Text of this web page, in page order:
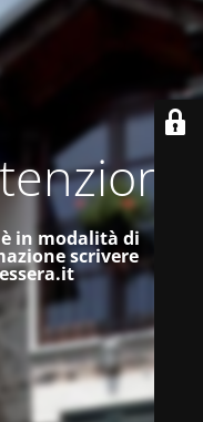
in modalità di
scrivere